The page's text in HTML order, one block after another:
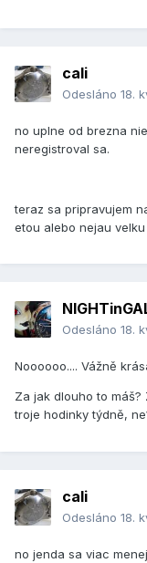
cali
Odesláno 18.
no uplne od brezna
neregistroval sa.
teraz sa pripravujem
etou alebo nejau
Odesláno 18.
Noooooo.... Vážně
Za jak dlouho to
troje hodinky týdně,
cali
Odesláno 18.
no jenda sa viac